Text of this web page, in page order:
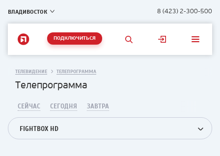
ВЛАДИВОСТОК 8 (423) 2-300-500
ПОДКЛЮЧИТЬСЯ
ТЕЛЕВИДЕНИЕ ТЕЛЕПРОГРАММА
Телепрограмма
СЕЙЧАС СЕГОДНЯ ЗАВТРА
FIGHTBOX HD